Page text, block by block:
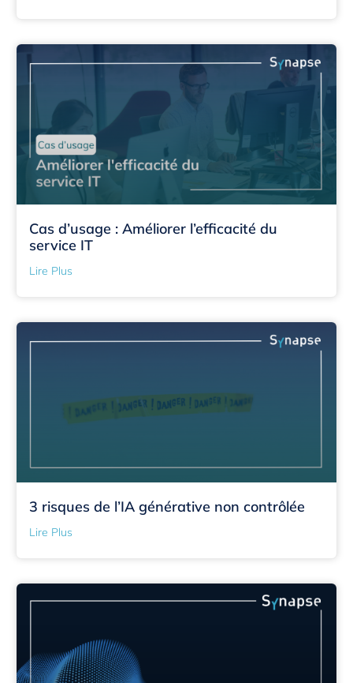
Cas d’usage : Améliorer l’efficacité du
service IT
Lire Plus
3 risques de l’IA générative non contrôlée
Lire Plus